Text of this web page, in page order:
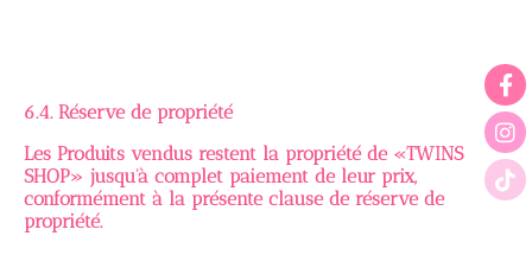
6.4. Réserve de propriété
Les Produits vendus restent la propriété de «TWINS
SHOP» jusqu'à complet paiement de leur prix,
conformément à la présente clause de réserve de
propriété.